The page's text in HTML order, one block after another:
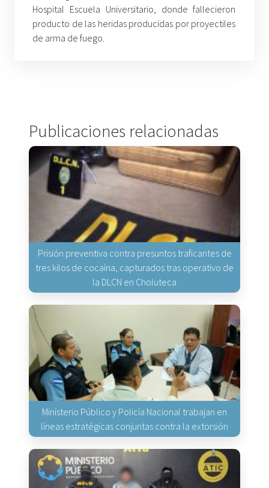
Hospital Escuela Universitario, donde fallecieron
producto de las heridas producidas por proyectiles
de arma de fuego.
Publicaciones relacionadas
Prisión preventiva contra presuntos traficantes de
tres kilos de cocaína, capturados tras operativo de
la DLCN en Choluteca
Ministerio Público y Policía Nacional trabajan en
líneas estratégicas conjuntas contra la extorsión